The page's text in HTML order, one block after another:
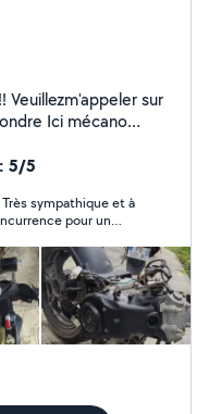
mécano
le manuel de service
5/5
sympathique et à
pour un